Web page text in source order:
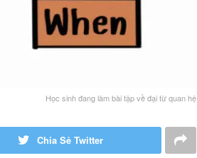
Học sinh đang làm bài tập về đại từ quan hệ
Chia Sẻ Twitter